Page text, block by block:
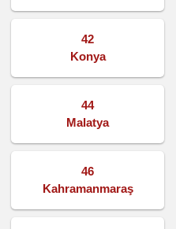
42
Konya
44
Malatya
46
Kahramanmaraş